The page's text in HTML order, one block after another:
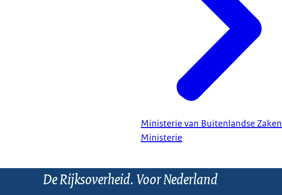
Ministerie van Buitenlandse Zaken
Ministerie
De Rijksoverheid. Voor Nederland